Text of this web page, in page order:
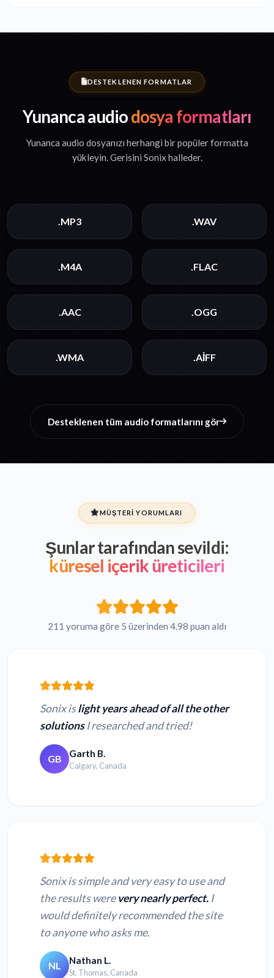
DESTEKLENEN FORMATLAR
Yunanca audiodosya formatları
Yunanca audio dosyanızı herhangi bir popüler formatta
yükleyin. Gerisini Sonix halleder.
.MP3 .WAV
.M4A .FLAC
.AAC .OGG
.WMA .AIFF
Desteklenen tüm audio formatlarını gör
MÜŞTERI YORUMLARI
Şunlar tarafından sevildi:
küresel içerik üreticileri
211 yoruma göre 5 üzerinden 4.98 puan aldı
Sonix islight years ahead of all the other
solutionsI researched and tried!
GB Garth B.
Calgary, Canada
Sonix is simple and very easy to use and
the results werevery nearly perfect. I
would definitely recommended the site
to anyone who asks me.
NL Nathan L.
St. Thomas, Canada